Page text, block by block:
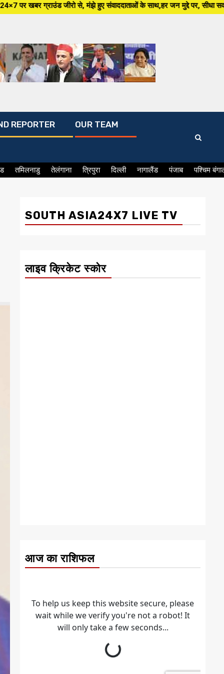
जीरो से, मंझे हुए संवाददाताओं के साथ,हर जन मुद्दे पर, सीधा सवाल सरकार
REPORTER OUR TEAM
तमिलनाडु तेलंगाना त्रिपुरा दिल्ली नागालैंड पंजाब पश्चिम
SOUTH ASIA24X7 LIVE TV
लाइव क्रिकेट स्कोर
आज का राशिफल